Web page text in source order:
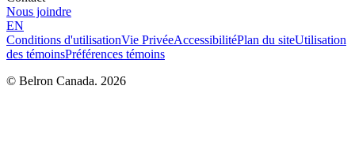
Nous joindre
EN
Conditions d'utilisationVie PrivéeAccessibilitéPlan du siteUtilisation
des témoinsPréférences témoins
© Belron Canada. 2026